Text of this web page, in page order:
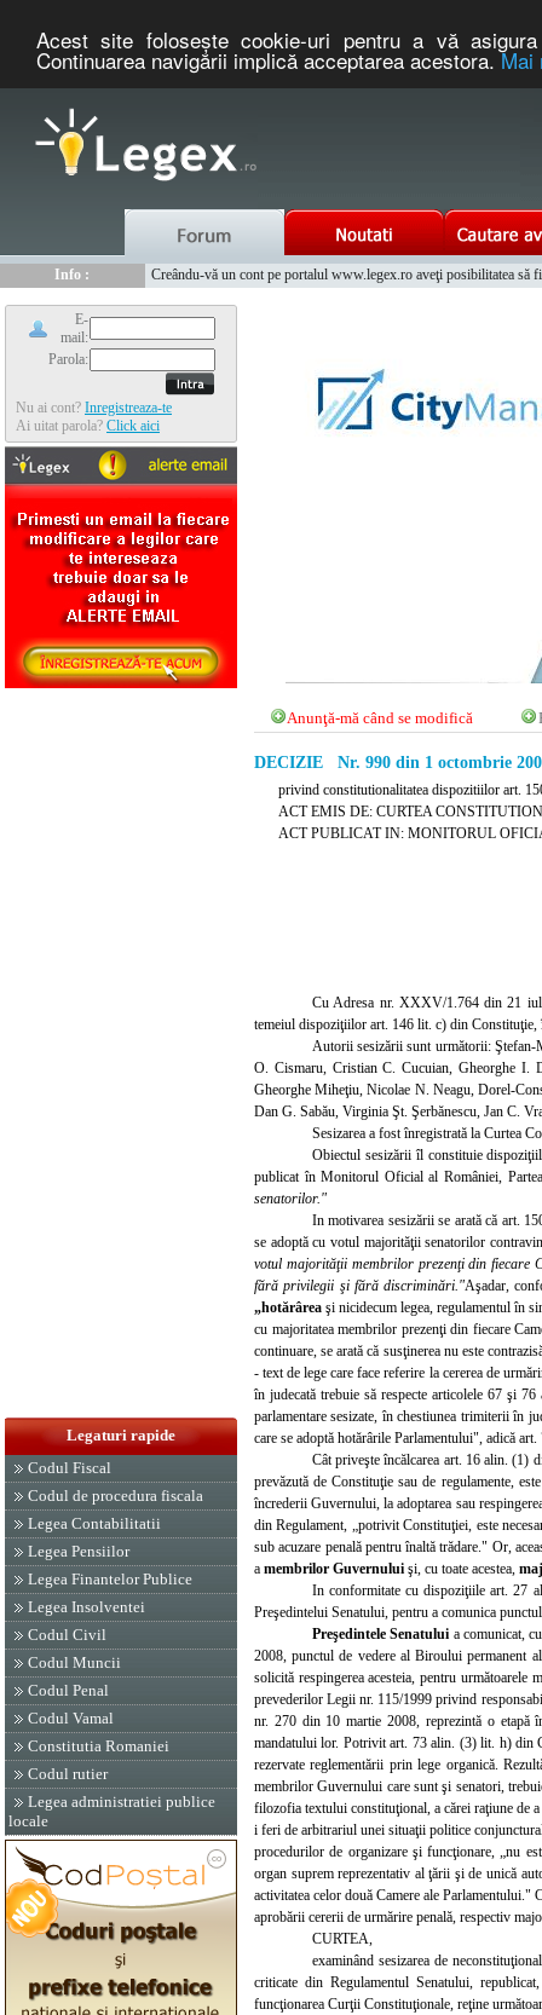
Acest site foloseşte cookie-uri pentru a vă
Continuarea navigării implică acceptarea acestora.Mai
Info :
Creându-vă un cont pe portalul www.legex.ro aveţi posibilitatea să
E-
mail:
Parola:
Nu ai cont? Inregistreaza-te
Ai uitat parola? Click aici
Legaturi rapide
Codul Fiscal
Codul de procedura fiscala
Legea Contabilitatii
Legea Pensiilor
Legea Finantelor Publice
Legea Insolventei
Codul Civil
Codul Muncii
Codul Penal
Codul Vamal
Constitutia Romaniei
Codul rutier
Legea administratiei publice
locale
Anunţă-mă când se modifică
DECIZIE Nr. 990 din 1 octombrie
privind constitutionalitatea dispozitiilor art.
ACT EMIS DE: CURTEA
ACT PUBLICAT IN: MONITORUL
Cu Adresa nr. XXXV/1.764 din 21
temeiul dispoziţiilor art. 146 lit. c) din Constituţie,
Autorii sesizării sunt următorii:
O. Cismaru, Cristian C. Cucuian, Gheorghe I.
Gheorghe Miheţiu, Nicolae N. Neagu, Dorel-
Dan G. Sabău, Virginia Şt. Şerbănescu, Jan C.
Sesizarea a fost înregistrată la Curtea
Obiectul sesizării îl constituie
publicat în Monitorul Oficial al României,
senatorilor."
In motivarea sesizării se arată că art.
se adoptă cu votul majorităţii senatorilor
votul majorităţii membrilor prezenţi din fiecare
fără privilegii şi fără discriminări."Aşadar,
„hotărâreaşi nicidecum legea, regulamentul în
cu majoritatea membrilor prezenţi din fiecare
continuare, se arată că susţinerea nu este
- text de lege care face referire la cererea de
în judecată trebuie să respecte articolele 67 şi
parlamentare sesizate, în chestiunea trimiterii în
care se adoptă hotărârile Parlamentului", adică
Cât priveşte încălcarea art. 16 alin. (1)
prevăzută de Constituţie sau de regulamente,
încrederii Guvernului, la adoptarea sau
din Regulament, „potrivit Constituţiei, este
sub acuzare penală pentru înaltă trădare." Or,
a membrilor Guvernului şi, cu toate acestea,
In conformitate cu dispoziţiile art. 27
Preşedintelui Senatului, pentru a comunica
Preşedintele Senatului a comunicat, cu
2008, punctul de vedere al Biroului permanent
solicită respingerea acesteia, pentru
prevederilor Legii nr. 115/1999 privind
nr. 270 din 10 martie 2008, reprezintă o etapă
mandatului lor. Potrivit art. 73 alin. (3) lit. h) din
rezervate reglementării prin lege organică.
membrilor Guvernului care sunt şi senatori,
filozofia textului constituţional, a cărei raţiune de
i feri de arbitrariul unei situaţii politice
procedurilor de organizare şi funcţionare, „nu
organ suprem reprezentativ al ţării şi de unică
activitatea celor două Camere ale Parlamentului."
aprobării cererii de urmărire penală, respectiv
CURTEA,
examinând sesizarea de
criticate din Regulamentul Senatului,
funcţionarea Curţii Constituţionale, reţine